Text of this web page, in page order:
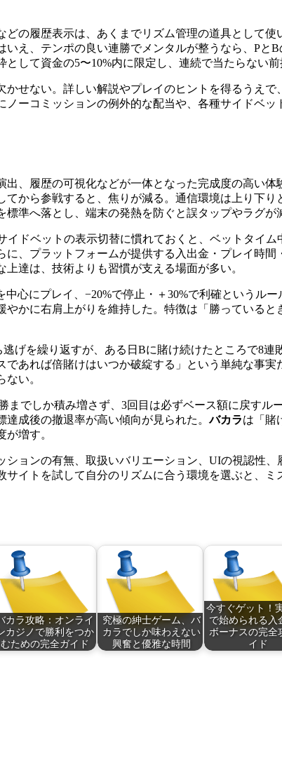
の履歴表示は、あくまでリズム管理の道具として
え、テンポの良い連勝でメンタルが整うなら、Pと
して資金の5〜10%内に限定し、連続で当たらない
せない。詳しい解説やプレイのヒントを得るうえで
ーコミッションの例外的な配当や、各種サイドベ
、履歴の可視化などが一体となった完成度の高い
から参戦すると、焦りが減る。通信環境は上り下
準へ落とし、端末の発熱を防ぐと誤タップやラグが
ドベットの表示切替に慣れておくと、ベットタイ
、プラットフォームが提供する入出金・プレイ時
上達は、技術よりも習慣が支える場面が多い。
心にプレイ、−20%で停止・＋30%で利確というル
かに右肩上がりを維持した。特徴は「勝っている
げを繰り返すが、ある日Bに賭け続けたところで8
あれば倍賭けはいつか破綻する」という単純な事
い。
までしか積み増さず、3回目は必ずベース額に戻す
達成後の撤退率が高い傾向が見られた。バカラは「賭
増す。
ョンの有無、取扱いバリエーション、UIの視認性
イトを試して自分のリズムに合う環境を選ぶと、
カラ攻略：オンライ
カジノで勝利をつか
むための完全ガイド
究極の紳士ゲーム、バ
カラでしか味わえない
興奮と優雅な時間
今すぐゲット！
で始められる入
ボーナスの完全
イド